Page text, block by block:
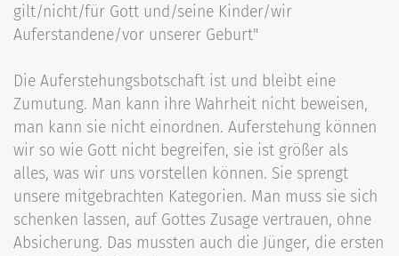
gilt/nicht/für Gott und/seine Kinder/wir
Auferstandene/vor unserer Geburt"
Die Auferstehungsbotschaft ist und bleibt eine
Zumutung. Man kann ihre Wahrheit nicht beweisen,
man kann sie nicht einordnen. Auferstehung können
wir so wie Gott nicht begreifen, sie ist größer als
alles, was wir uns vorstellen können. Sie sprengt
unsere mitgebrachten Kategorien. Man muss sie sich
schenken lassen, auf Gottes Zusage vertrauen, ohne
Absicherung. Das mussten auch die Jünger, die ersten